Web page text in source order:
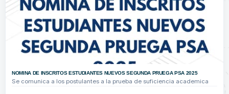
NOMINA DE INSCRITOS ESTUDIANTES NUEVOS SEGUNDA PRUEGA PSA 2025
Se comunica a los postulantes a la prueba de suficiencia academica